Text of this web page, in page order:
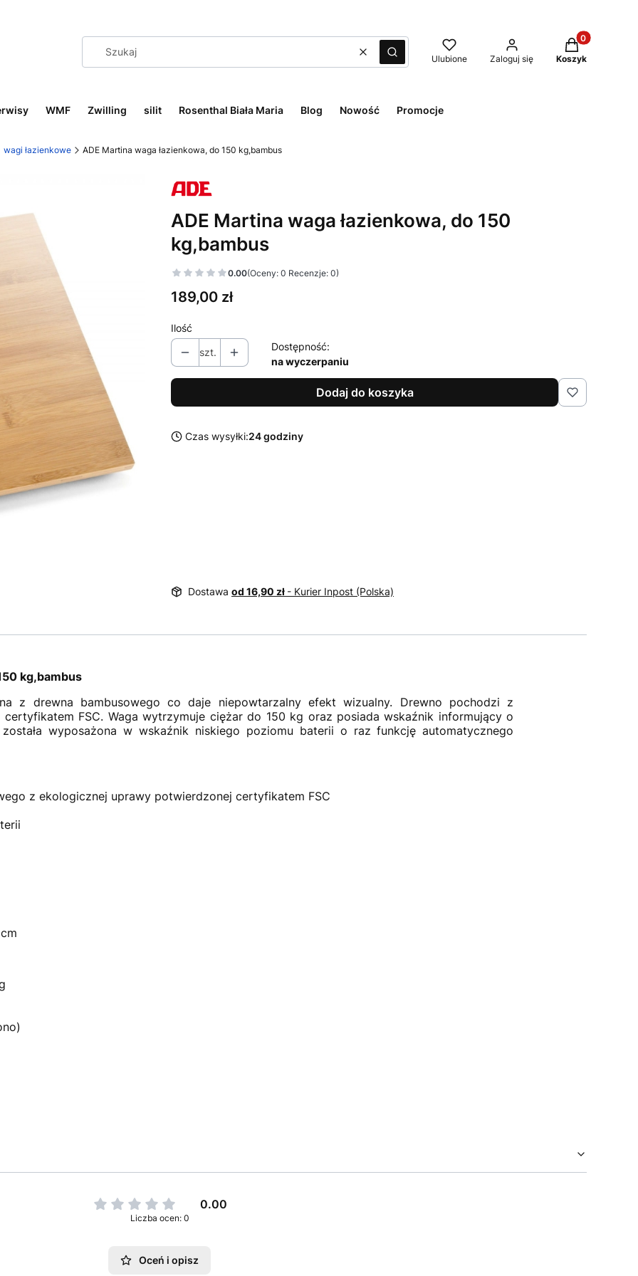
WyczyśćSzukaj Ulubione Zaloguj się
Produkty w
Koszyk
WMF Zwilling silit Rosenthal Biała Maria Blog Nowość Promocje
wagi łazienkowe ADE Martina waga łazienkowa, do 150 kg,bambus
ADE Martina waga łazienkowa, do 150
kg,bambus
0.00(Oceny: 0 Recenzje: 0)
Cena
189,00 zł
Ilość
szt.
Dostępność:
na wyczerpaniu
Dodaj do koszyka
Czas wysyłki:24 godziny
Dostawa od 16,90 zł - Kurier Inpost (Polska)
kg,bambus
z drewna bambusowego co daje niepowtarzalny efekt wizualny. Drewno pochodzi z
FSC. Waga wytrzymuje ciężar do 150 kg oraz posiada wskaźnik informujący o
wyposażona w wskaźnik niskiego poziomu baterii o raz funkcję automatycznego
z ekologicznej uprawy potwierdzonej certyfikatem FSC
0.00
Liczba ocen: 0
Oceń i opisz